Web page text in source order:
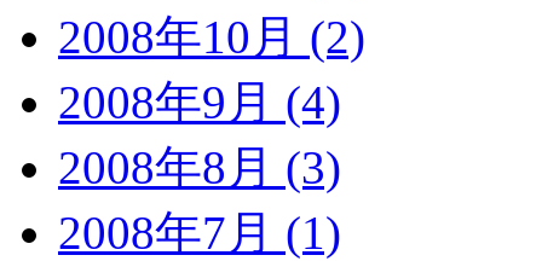
2008年10月 (2)
2008年9月 (4)
2008年8月 (3)
2008年7月 (1)